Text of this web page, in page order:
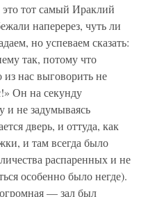
тот самый Ираклий
наперерез, чуть ли
но успеваем сказать:
так, потому что
из нас выговорить не
Он на секунду
и не задумываясь
дверь, и оттуда, как
и там всегда было
распаренных и не
особенно было негде).
— зал был